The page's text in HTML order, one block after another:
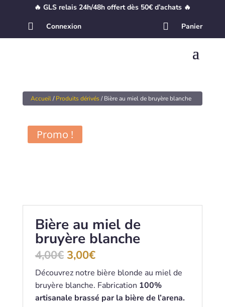
🔥 GLS relais 24h/48h offert dès 50€ d’achats 🔥
 Connexion  Panier
Accueil/Produits dérivés/ Bière au miel de bruyère blanche
Promo !
Bière au miel de
bruyère blanche
4,00€ Le
prix
initial
était :
4,00€.
3,00€Le
prix
actuel
est :
3,00€.
Découvrez notre bière blonde au miel de
bruyère blanche. Fabrication 100%
artisanale brassé par la bière de l’arena.